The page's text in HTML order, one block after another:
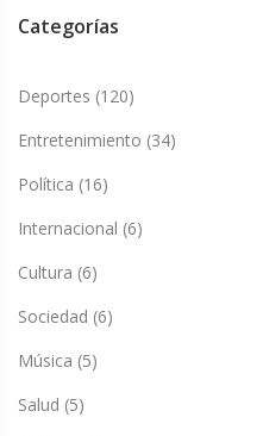
Categorías
Deportes (120)
Entretenimiento (34)
Política (16)
Internacional (6)
Cultura (6)
Sociedad (6)
Música (5)
Salud (5)